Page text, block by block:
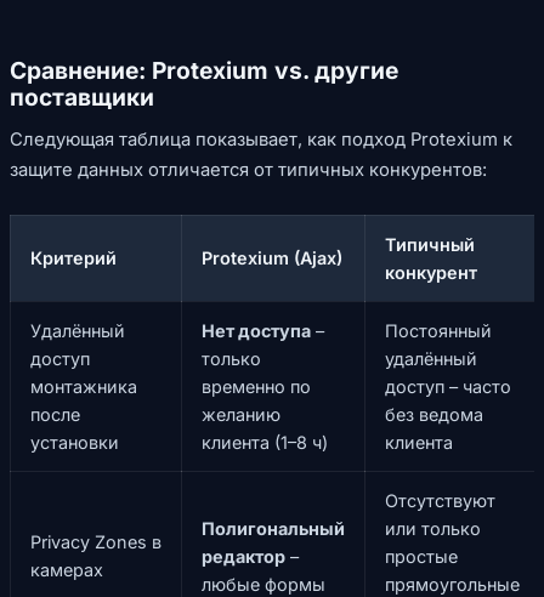
Сравнение: Protexium vs. другие
поставщики
Следующая таблица показывает, как подход Protexium к
защите данных отличается от типичных конкурентов:
Критерий Protexium (Ajax)
Типичный
конкурент
Удалённый
доступ
монтажника
после
установки
Нет доступа –
только
временно по
желанию
клиента (1–8 ч)
Постоянный
удалённый
доступ – часто
без ведома
клиента
Privacy Zones в
камерах
Полигональный
редактор –
любые формы
Отсутствуют
или только
простые
прямоугольные